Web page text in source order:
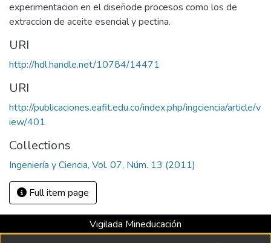
experimentacion en el diseñode procesos como los de
extraccion de aceite esencial y pectina.
URI
http://hdl.handle.net/10784/14471
URI
http://publicaciones.eafit.edu.co/index.php/ingciencia/article/v
iew/401
Collections
Ingeniería y Ciencia, Vol. 07, Núm. 13 (2011)
Full item page
Vigilada Mineducación
Universidad con Acreditación Institucional hasta 2026 -